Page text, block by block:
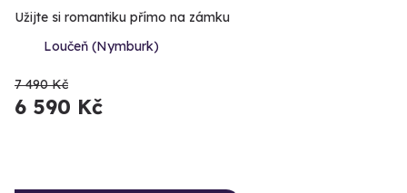
Užijte si romantiku přímo na zámku
Loučeň (Nymburk)
7 490 Kč
6 590 Kč